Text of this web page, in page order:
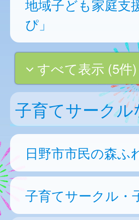
地域子ども家庭支
ぴ」
すべて表示 (5件)
子育てサークル
日野市市民の森
子育てサークル・